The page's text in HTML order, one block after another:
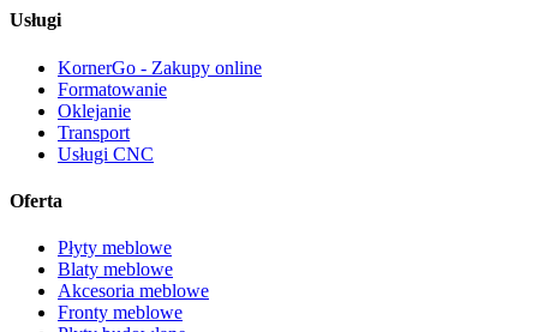
Usługi
KornerGo - Zakupy online
Formatowanie
Oklejanie
Transport
Usługi CNC
Oferta
Płyty meblowe
Blaty meblowe
Akcesoria meblowe
Fronty meblowe